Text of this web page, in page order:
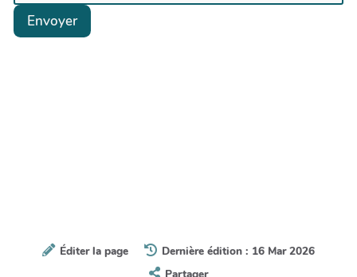
Envoyer
Éditer la page
Dernière édition : 16 Mar 2026